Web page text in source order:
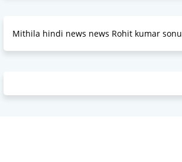
Mithila hindi news news Rohit kumar sonu